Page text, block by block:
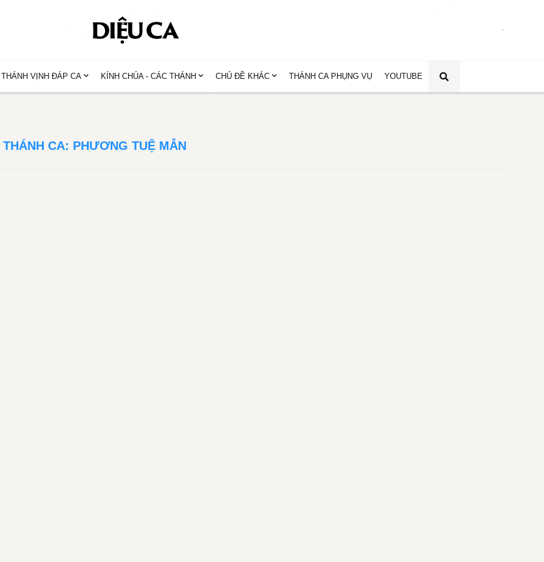
THÁNH VỊNH ĐÁP CA KÍNH CHÚA - CÁC THÁNH CHỦ ĐỀ KHÁC THÁNH CA PHỤNG VỤ YOUTUBE
THÁNH CA: PHƯƠNG TUỆ MẪN